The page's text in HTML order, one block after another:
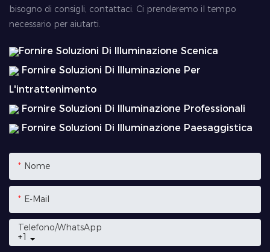
bisogno di consigli, contattaci. Ci prenderemo il tempo
necessario per aiutarti.
Fornire Soluzioni Di Illuminazione Scenica
Fornire Soluzioni Di Illuminazione Per
L'intrattenimento
Fornire Soluzioni Di Illuminazione Professionali
Fornire Soluzioni Di Illuminazione Paesaggistica
Nome
E-Mail
+1
Telefono/WhatsApp